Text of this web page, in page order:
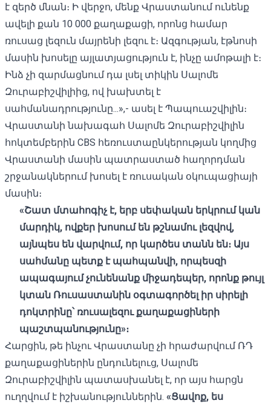
է զերծ մնան։ Ի վերջո, մենք Վրաստանում ունենք
ավելի քան 10 000 քաղաքացի, որոնց համար
ռուսաց լեզուն մայրենի լեզու է։ Ազգության, էթնոսի
մասին խոսելը այլատյացություն է, ինչը ամոթալի է։
Ինձ չի զարմացնում դա լսել տիկին Սալոմե
Զուրաբիշվիլիից, ով խախտել է
սահմանադրությունը...»,- ասել է Պապուաշվիլին։
Վրաստանի նախագահ Սալոմե Զուրաբիշվիլին
հոկտեմբերին CBS հեռուստաընկերության կողմից
Վրաստանի մասին պատրաստած հաղորդման
շրջանակներում խոսել է ռուսական օկուպացիայի
մասին։
«Շատ մտահոգիչ է, երբ սեփական երկրում կան
մարդիկ, ովքեր խոսում են թշնամու լեզվով,
այնպես են վարվում, որ կարծես տանն են։ Այս
սահմանը պետք է պահպանվի, որպեսզի
ապագայում չունենանք միջադեպեր, որոնք թույլ
կտան Ռուսաստանին օգտագործել իր սիրելի
դոկտրինը՝ ռուսալեզու քաղաքացիների
պաշտպանությունը»։
Հարցին, թե ինչու Վրաստանը չի հրաժարվում ՌԴ
քաղաքացիներին ընդունելուց, Սալոմե
Զուրաբիշվիլին պատասխանել է, որ այս հարցն
ուղղվում է իշխանություններին. «Ցավոք, ես